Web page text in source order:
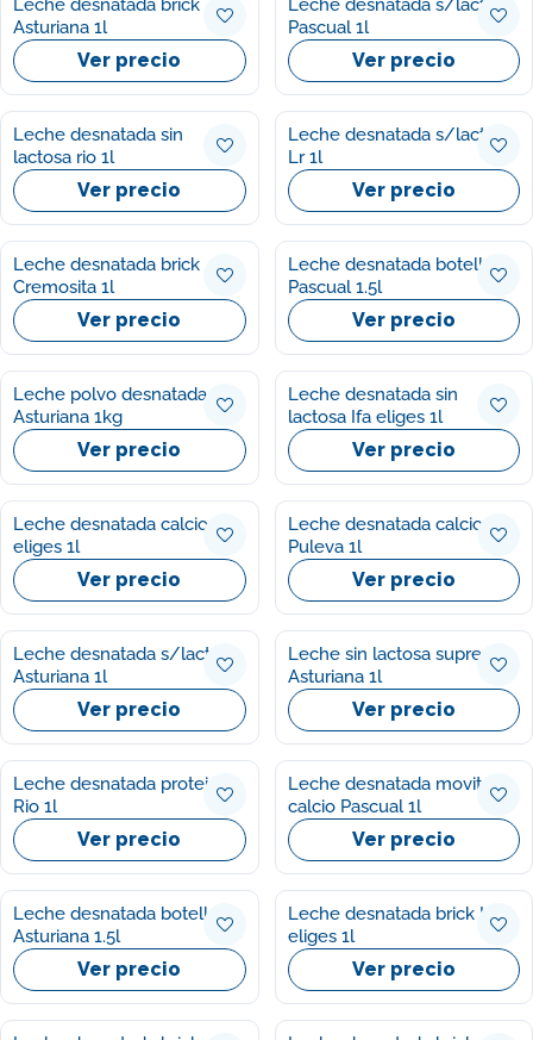
Leche desnatada brick
Asturiana 1l
Ver precio
Leche desnatada s/lactosa
Pascual 1l
Ver precio
Leche desnatada sin
lactosa rio 1l
Ver precio
Leche desnatada s/lactosa
Lr 1l
Ver precio
Leche desnatada brick
Cremosita 1l
Ver precio
Leche desnatada botella
Pascual 1.5l
Ver precio
Leche polvo desnatada
Asturiana 1kg
Ver precio
Leche desnatada sin
lactosa Ifa eliges 1l
Ver precio
Leche desnatada calcio Ifa
eliges 1l
Ver precio
Leche desnatada calcio
Puleva 1l
Ver precio
Leche desnatada s/lactosa
Asturiana 1l
Ver precio
Leche sin lactosa suprema
Asturiana 1l
Ver precio
Leche desnatada proteinas
Rio 1l
Ver precio
Leche desnatada movit
calcio Pascual 1l
Ver precio
Leche desnatada botella
Asturiana 1.5l
Ver precio
Leche desnatada brick Ifa
eliges 1l
Ver precio